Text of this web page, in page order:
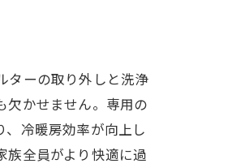
ターの取り外しと洗浄
欠かせません。専用の
冷暖房効率が向上し
族全員がより快適に過